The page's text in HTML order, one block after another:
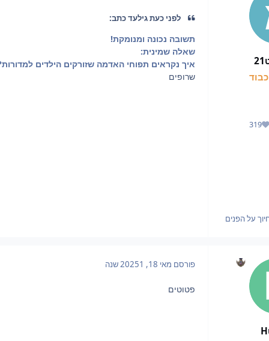
319
מוניטין
על הפנים
לפני כעת גילעד כתב:
תשובה נכונה ומנומקת!
שאלה שמינית:
איך נקראים תפוחי האדמה שזורקים הילדים
שרופים
פורסם מאי 18, 2025 1 שנה
פטוטים